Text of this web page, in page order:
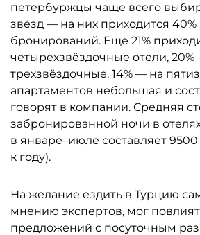
петербуржцы чаще всего
звёзд — на них приходится 40%
бронирований. Ещё 21%
четырехзвёздочные отели, 20%
трехзвёздочные, 14% — на
апартаментов небольшая и
говорят в компании. Средняя
забронированной ночи в
в январе–июле составляет 9500
к году).
На желание ездить в Турцию
мнению экспертов, мог
предложений с посуточным